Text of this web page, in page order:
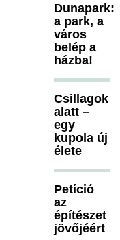
Dunapark:
a park, a
város
belép a
házba!
Csillagok
alatt –
egy
kupola új
élete
Petíció
az
építészet
jövőjéért